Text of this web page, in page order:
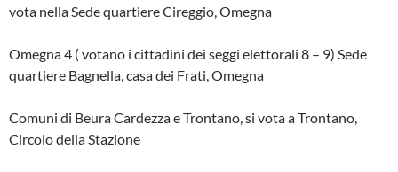
vota nella Sede quartiere Cireggio, Omegna
Omegna 4 ( votano i cittadini dei seggi elettorali 8 – 9) Sede
quartiere Bagnella, casa dei Frati, Omegna
Comuni di Beura Cardezza e Trontano, si vota a Trontano,
Circolo della Stazione